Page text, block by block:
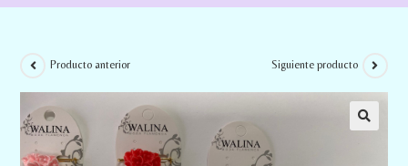
Producto anterior Siguiente producto